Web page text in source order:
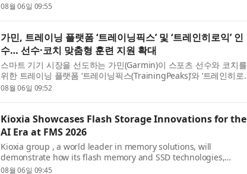
(Sandisk Corporation, 나스닥 SNDK)는 메모리 및 스토리지의 미래
08월 06일 09:55
가민, 트레이닝 플랫폼 ‘트레이닝픽스’ 및 ‘트레인히로익’ 인
수… 선수·코치 맞춤형 훈련 지원 확대
스마트 기기 시장을 선도하는 가민(Garmin)이 스포츠 선수와 코치를
위한 트레이닝 플랫폼 ‘트레이닝픽스(TrainingPeaks)’와 ‘트레인히로
익(TrainHeroic)’을 인수했다. 이번 인수로 가민은 피트니스 및 웰니스
08월 06일 09:52
Kioxia Showcases Flash Storage Innovations for the
AI Era at FMS 2026
Kioxia group , a world leader in memory solutions, will
demonstrate how its flash memory and SSD technologies,
including the KIOXIA GP1 Series PCIe® 6.0 NVMe™ Super High
08월 06일 09:45